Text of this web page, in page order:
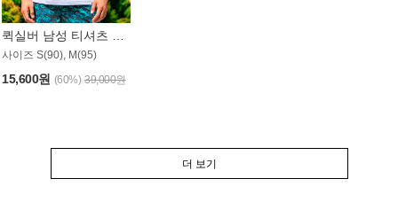
퀵실버 남성 티셔츠 MST357WQS
사이즈 S(90), M(95)
15,600원 (60%) 39,000원
더 보기